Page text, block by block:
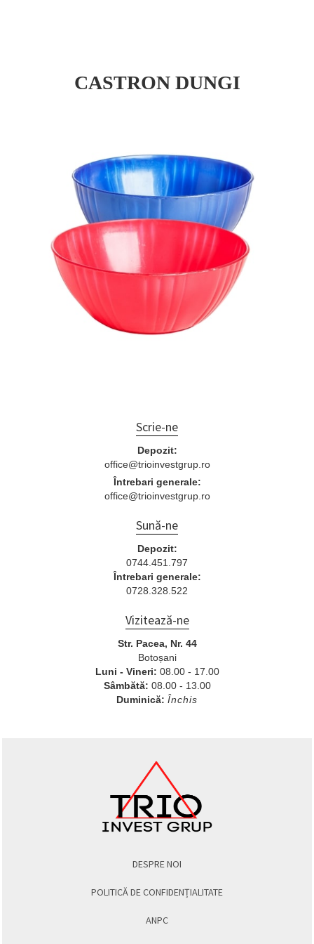
CASTRON DUNGI
Scrie-ne
Depozit:
office@trioinvestgrup.ro
Întrebari generale:
office@trioinvestgrup.ro
Sună-ne
Depozit:
0744.451.797
Întrebari generale:
0728.328.522
Vizitează-ne
Str. Pacea, Nr. 44
Botoșani
Luni - Vineri: 08.00 - 17.00
Sâmbătă: 08.00 - 13.00
Duminică: Închis
DESPRE NOI
POLITICĂ DE CONFIDENȚIALITATE
ANPC